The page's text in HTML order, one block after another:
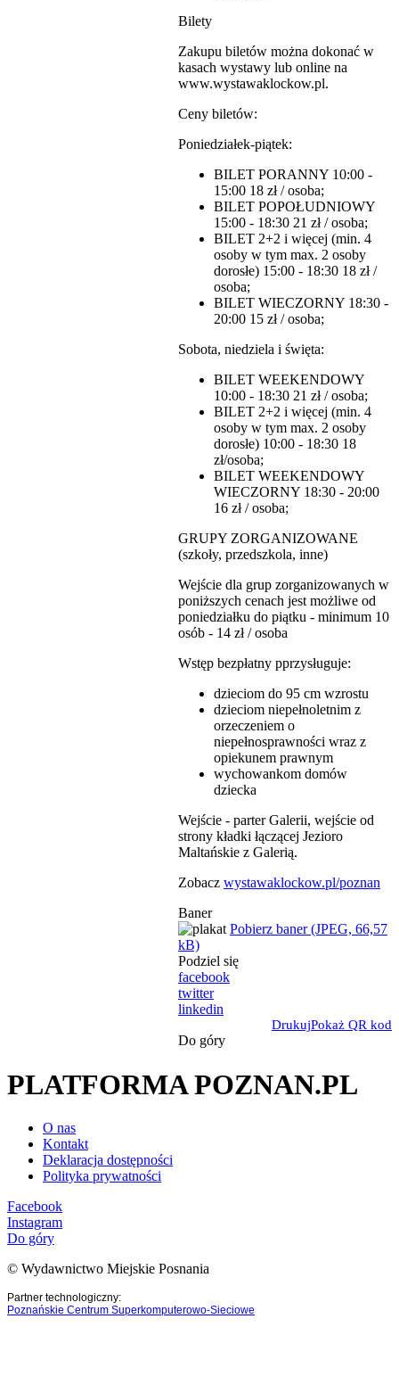
Bilety
Zakupu biletów można dokonać w
kasach wystawy lub online na
www.wystawaklockow.pl.
Ceny biletów:
Poniedziałek-piątek:
BILET PORANNY 10:00 -
15:00 18 zł / osoba;
BILET POPOŁUDNIOWY
15:00 - 18:30 21 zł / osoba;
BILET 2+2 i więcej (min. 4
osoby w tym max. 2 osoby
dorosłe) 15:00 - 18:30 18 zł /
osoba;
BILET WIECZORNY 18:30 -
20:00 15 zł / osoba;
Sobota, niedziela i święta:
BILET WEEKENDOWY
10:00 - 18:30 21 zł / osoba;
BILET 2+2 i więcej (min. 4
osoby w tym max. 2 osoby
dorosłe) 10:00 - 18:30 18
zł/osoba;
BILET WEEKENDOWY
WIECZORNY 18:30 - 20:00
16 zł / osoba;
GRUPY ZORGANIZOWANE
(szkoły, przedszkola, inne)
Wejście dla grup zorganizowanych w
poniższych cenach jest możliwe od
poniedziałku do piątku - minimum 10
osób - 14 zł / osoba
Wstęp bezpłatny pprzysługuje:
dzieciom do 95 cm wzrostu
dzieciom niepełnoletnim z
orzeczeniem o
niepełnosprawności wraz z
opiekunem prawnym
wychowankom domów
dziecka
Wejście - parter Galerii, wejście od
strony kładki łączącej Jezioro
Maltańskie z Galerią.
Zobacz wystawaklockow.pl/poznan
Baner
Pobierz baner (JPEG, 66,57
kB)
Podziel się
facebook
twitter
linkedin
DrukujPokaż QR kod
Do góry
PLATFORMA POZNAN.PL
O nas
Kontakt
Deklaracja dostępności
Polityka prywatności
Facebook
Instagram
Do góry
© Wydawnictwo Miejskie Posnania
Partner technologiczny:
Poznańskie Centrum Superkomputerowo-Sieciowe